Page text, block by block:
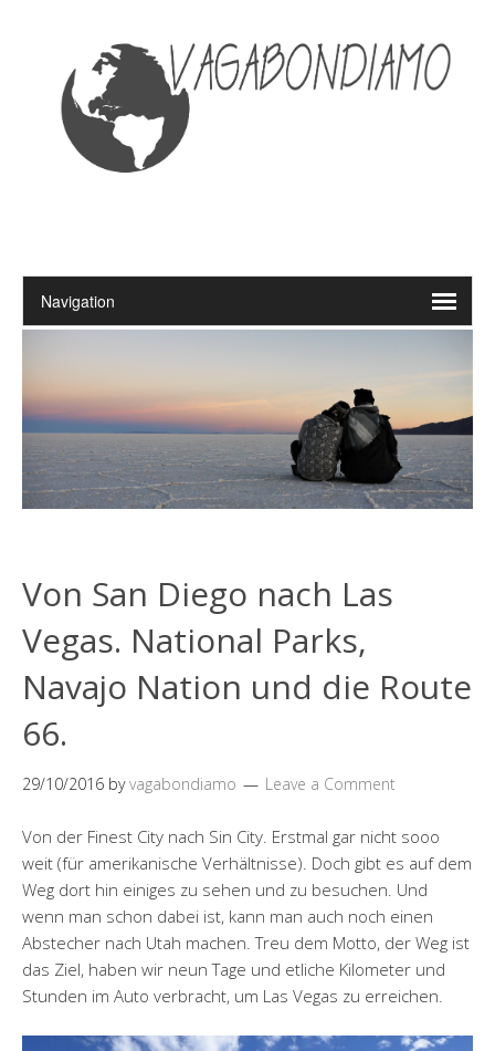
Von San Diego nach Las
Vegas. National Parks,
Navajo Nation und die Route
66.
29/10/2016 byvagabondiamo Leave a Comment
Von der Finest City nach Sin City. Erstmal gar nicht sooo
weit (für amerikanische Verhältnisse). Doch gibt es auf dem
Weg dort hin einiges zu sehen und zu besuchen. Und
wenn man schon dabei ist, kann man auch noch einen
Abstecher nach Utah machen. Treu dem Motto, der Weg ist
das Ziel, haben wir neun Tage und etliche Kilometer und
Stunden im Auto verbracht, um Las Vegas zu erreichen.